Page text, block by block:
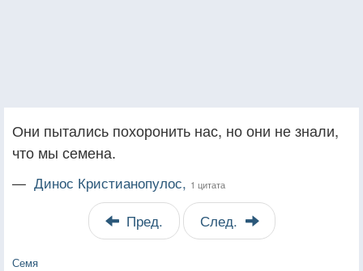
Они пытались похоронить нас, но они не знали,
что мы семена.
— Динос Кристианопулос, 1 цитата
Пред. След.
Семя